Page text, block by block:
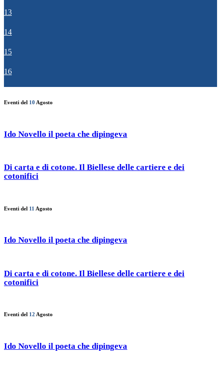
13
14
15
16
Eventi del 10 Agosto
Ido Novello il poeta che dipingeva
Di carta e di cotone. Il Biellese delle cartiere e dei
cotonifici
Eventi del 11 Agosto
Ido Novello il poeta che dipingeva
Di carta e di cotone. Il Biellese delle cartiere e dei
cotonifici
Eventi del 12 Agosto
Ido Novello il poeta che dipingeva